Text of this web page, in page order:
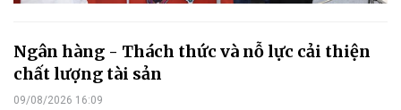
Ngân hàng - Thách thức và nỗ lực cải thiện
chất lượng tài sản
09/08/2026 16:09